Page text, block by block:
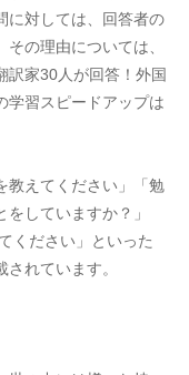
に対しては、回答者の
の理由については、
訳家30人が回答！外国
学習スピードアップは
教えてください」「勉
していますか？」
ください」といった
れています。